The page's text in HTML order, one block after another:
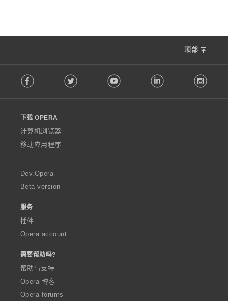
顶部
o
w
O
p
e
a
Facebook Twitter Youtube LinkedIn
下载 OPERA
计算机浏览器
移动应用程序
Dev.Opera
Beta version
服务
插件
Opera account
需要帮助吗?
帮助与支持
Opera 博客
Opera forums